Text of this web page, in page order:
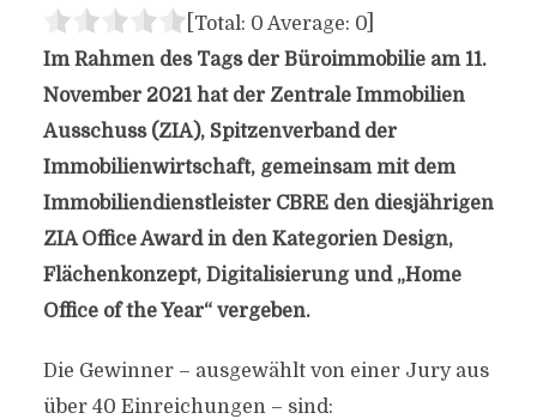
[Total: 0 Average: 0]
Im Rahmen des Tags der Büroimmobilie am 11.
November 2021 hat der Zentrale Immobilien
Ausschuss (ZIA), Spitzenverband der
Immobilienwirtschaft, gemeinsam mit dem
Immobiliendienstleister CBRE den diesjährigen
ZIA Office Award in den Kategorien Design,
Flächenkonzept, Digitalisierung und „Home
Office of the Year“ vergeben.
Die Gewinner – ausgewählt von einer Jury aus
über 40 Einreichungen – sind: